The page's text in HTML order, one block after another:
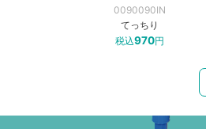
0090090IN
てっちり
税込970円